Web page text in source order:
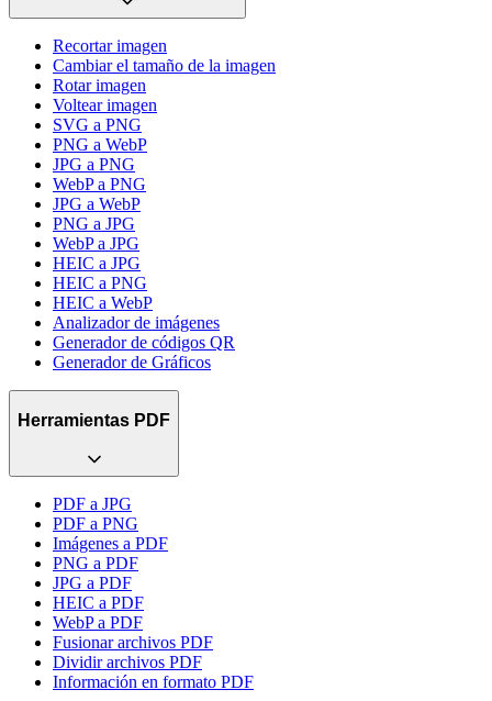
Recortar imagen
Cambiar el tamaño de la imagen
Rotar imagen
Voltear imagen
SVG a PNG
PNG a WebP
JPG a PNG
WebP a PNG
JPG a WebP
PNG a JPG
WebP a JPG
HEIC a JPG
HEIC a PNG
HEIC a WebP
Analizador de imágenes
Generador de códigos QR
Generador de Gráficos
Herramientas PDF
PDF a JPG
PDF a PNG
Imágenes a PDF
PNG a PDF
JPG a PDF
HEIC a PDF
WebP a PDF
Fusionar archivos PDF
Dividir archivos PDF
Información en formato PDF